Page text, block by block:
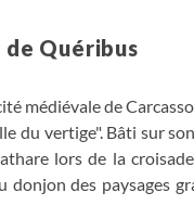
de Quéribus
médiévale de
du vertige". Bâti sur
lors de la
des paysages